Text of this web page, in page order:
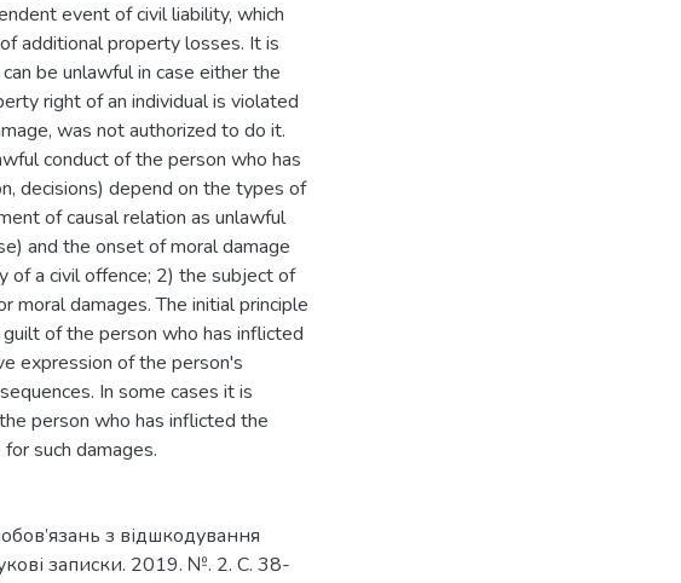
event of civil liability, which
additional property losses. It is
be unlawful in case either the
right of an individual is violated
was not authorized to do it.
conduct of the person who has
decisions) depend on the types of
of causal relation as unlawful
and the onset of moral damage
of a civil offence; 2) the subject of
moral damages. The initial principle
of the person who has inflicted
expression of the person's
In some cases it is
person who has inflicted the
such damages.
з відшкодування
записки. 2019. №. 2. С. 38-